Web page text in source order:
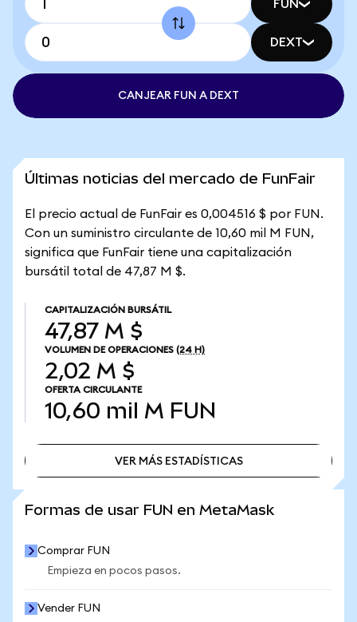
FUN
DEXT
CANJEAR FUN A DEXT
Últimas noticias del mercado de FunFair
El precio actual de FunFair es 0,004516 $ por FUN.
Con un suministro circulante de 10,60 mil M FUN,
significa que FunFair tiene una capitalización
bursátil total de 47,87 M $.
CAPITALIZACIÓN BURSÁTIL
47,87 M $
VOLUMEN DE OPERACIONES (24 H)
2,02 M $
OFERTA CIRCULANTE
10,60 mil M FUN
VER MÁS ESTADÍSTICAS
Formas de usar FUN en MetaMask
Comprar FUN
Empieza en pocos pasos.
Vender FUN